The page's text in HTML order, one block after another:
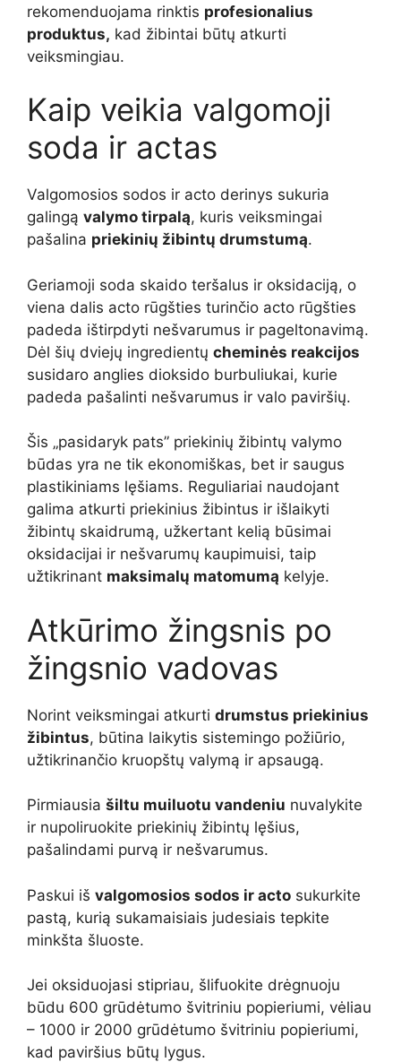
rekomenduojama rinktis profesionalius
produktus, kad žibintai būtų atkurti
veiksmingiau.
Kaip veikia valgomoji
soda ir actas
Valgomosios sodos ir acto derinys sukuria
galingą valymo tirpalą, kuris veiksmingai
pašalina priekinių žibintų drumstumą.
Geriamoji soda skaido teršalus ir oksidaciją, o
viena dalis acto rūgšties turinčio acto rūgšties
padeda ištirpdyti nešvarumus ir pageltonavimą.
Dėl šių dviejų ingredientų cheminės reakcijos
susidaro anglies dioksido burbuliukai, kurie
padeda pašalinti nešvarumus ir valo paviršių.
Šis „pasidaryk pats” priekinių žibintų valymo
būdas yra ne tik ekonomiškas, bet ir saugus
plastikiniams lęšiams. Reguliariai naudojant
galima atkurti priekinius žibintus ir išlaikyti
žibintų skaidrumą, užkertant kelią būsimai
oksidacijai ir nešvarumų kaupimuisi, taip
užtikrinant maksimalų matomumą kelyje.
Atkūrimo žingsnis po
žingsnio vadovas
Norint veiksmingai atkurti drumstus priekinius
žibintus, būtina laikytis sistemingo požiūrio,
užtikrinančio kruopštų valymą ir apsaugą.
Pirmiausia šiltu muiluotu vandeniu nuvalykite
ir nupoliruokite priekinių žibintų lęšius,
pašalindami purvą ir nešvarumus.
Paskui iš valgomosios sodos ir acto sukurkite
pastą, kurią sukamaisiais judesiais tepkite
minkšta šluoste.
Jei oksiduojasi stipriau, šlifuokite drėgnuoju
būdu 600 grūdėtumo švitriniu popieriumi, vėliau
– 1000 ir 2000 grūdėtumo švitriniu popieriumi,
kad paviršius būtų lygus.